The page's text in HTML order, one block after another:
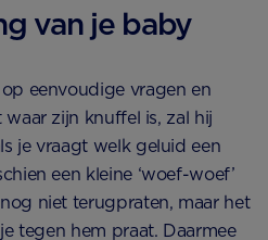
van je baby
eenvoudige vragen en
zijn knuffel is, zal hij
je vraagt welk geluid een
een kleine ‘woef-woef’
niet terugpraten, maar het
tegen hem praat. Daarmee